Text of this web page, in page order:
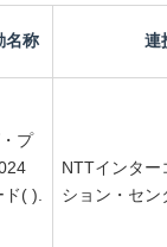
名称 連
プ
( ).
NTTインター
ション・セン